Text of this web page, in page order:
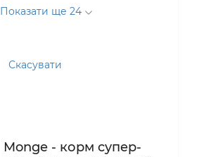
Показати ще 24
Скасувати
Monge - корм супер-